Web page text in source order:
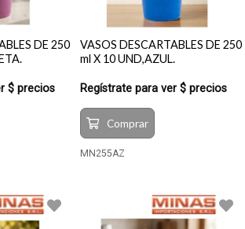
DE 250
$ precios
VASOS DESCARTABLES DE 250
ml X 10 UND,AZUL.
Regístrate para ver $ precios
Comprar
MN255AZ